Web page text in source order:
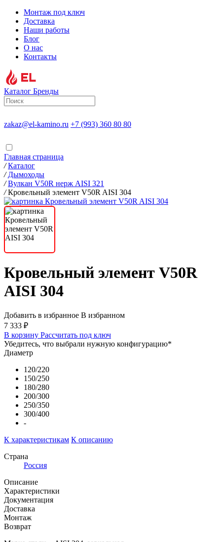
Монтаж под ключ
Доставка
Наши работы
Блог
О нас
Контакты
Каталог Бренды
zakaz@el-kamino.ru +7 (993) 360 80 80
Главная страница
/ Каталог
/ Дымоходы
/ Вулкан V50R нерж AISI 321
/ Кровельный элемент V50R AISI 304
Кровельный элемент V50R
AISI 304
Добавить в избранное В избранном
7 333 ₽
В корзину Рассчитать под ключ
Убедитесь, что выбрали нужную конфигурацию*
Диаметр
120/220
150/250
180/280
200/300
250/350
300/400
-
К характеристикам К описанию
Страна
Россия
Описание
Характеристики
Документация
Доставка
Монтаж
Возврат